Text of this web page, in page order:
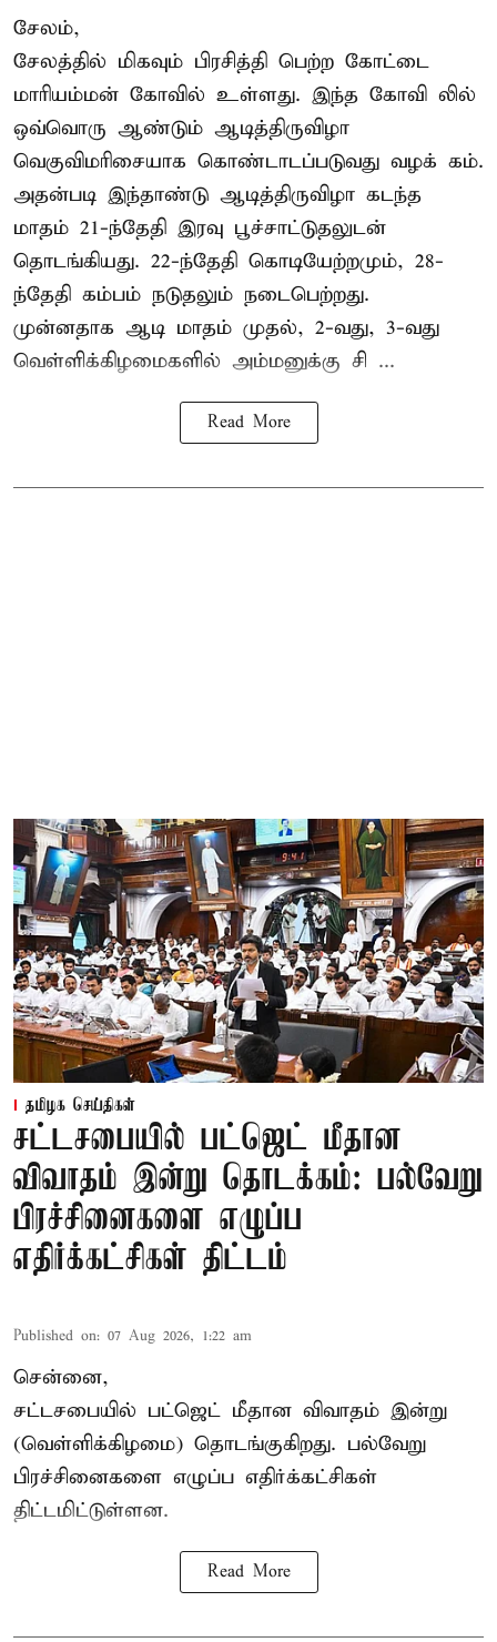
சேலம்,
சேலத்தில் மிகவும் பிரசித்தி பெற்ற கோட்டை
மாரியம்மன் கோவில் உள்ளது. இந்த கோவி லில்
ஒவ்வொரு ஆண்டும் ஆடித்திருவிழா
வெகுவிமரிசையாக கொண்டாடப்படுவது வழக் கம்.
அதன்படி இந்தாண்டு ஆடித்திருவிழா கடந்த
மாதம் 21-ந்தேதி இரவு பூச்சாட்டுதலுடன்
தொடங்கியது. 22-ந்தேதி கொடியேற்றமும், 28-
ந்தேதி கம்பம் நடுதலும் நடைபெற்றது.
முன்னதாக ஆடி மாதம் முதல், 2-வது, 3-வது
வெள்ளிக்கிழமைகளில் அம்மனுக்கு சி ...
Read More
தமிழக செய்திகள்
சட்டசபையில் பட்ஜெட் மீதான
விவாதம் இன்று தொடக்கம்: பல்வேறு
பிரச்சினைகளை எழுப்ப
எதிர்க்கட்சிகள் திட்டம்
Published on: 07 Aug 2026, 1:22 am
சென்னை,
சட்டசபையில் பட்ஜெட் மீதான விவாதம் இன்று
(வெள்ளிக்கிழமை) தொடங்குகிறது. பல்வேறு
பிரச்சினைகளை எழுப்ப எதிர்க்கட்சிகள்
திட்டமிட்டுள்ளன.
Read More